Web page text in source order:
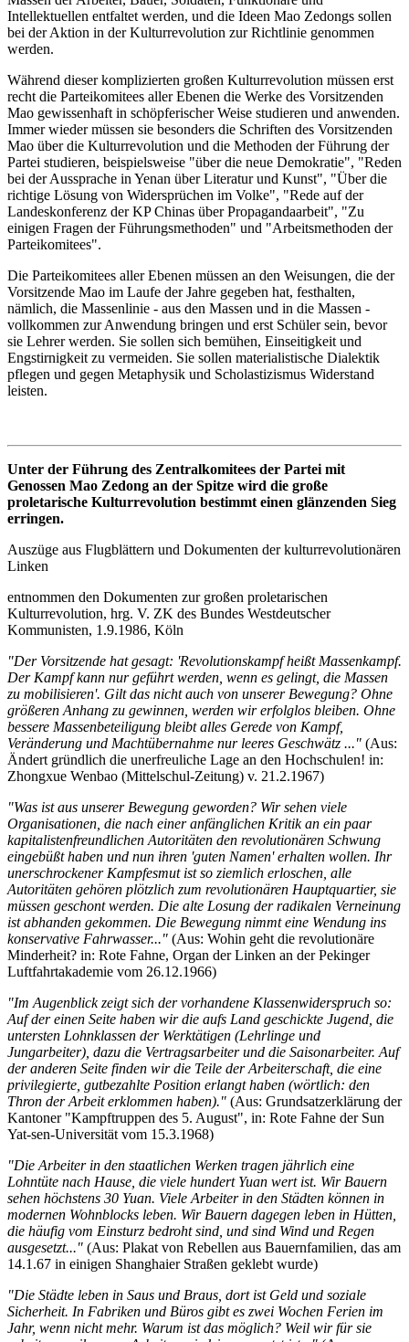
Intellektuellen entfaltet werden, und die Ideen Mao Zedongs sollen
bei der Aktion in der Kulturrevolution zur Richtlinie genommen
werden.
Während dieser komplizierten großen Kulturrevolution müssen erst
recht die Parteikomitees aller Ebenen die Werke des Vorsitzenden
Mao gewissenhaft in schöpferischer Weise studieren und anwenden.
Immer wieder müssen sie besonders die Schriften des Vorsitzenden
Mao über die Kulturrevolution und die Methoden der Führung der
Partei studieren, beispielsweise "über die neue Demokratie", "Reden
bei der Aussprache in Yenan über Literatur und Kunst", "Über die
richtige Lösung von Widersprüchen im Volke", "Rede auf der
Landeskonferenz der KP Chinas über Propagandaarbeit", "Zu
einigen Fragen der Führungsmethoden" und "Arbeitsmethoden der
Parteikomitees".
Die Parteikomitees aller Ebenen müssen an den Weisungen, die der
Vorsitzende Mao im Laufe der Jahre gegeben hat, festhalten,
nämlich, die Massenlinie - aus den Massen und in die Massen -
vollkommen zur Anwendung bringen und erst Schüler sein, bevor
sie Lehrer werden. Sie sollen sich bemühen, Einseitigkeit und
Engstirnigkeit zu vermeiden. Sie sollen materialistische Dialektik
pflegen und gegen Metaphysik und Scholastizismus Widerstand
leisten.
Unter der Führung des Zentralkomitees der Partei mit
Genossen Mao Zedong an der Spitze wird die große
proletarische Kulturrevolution bestimmt einen glänzenden Sieg
erringen.
Auszüge aus Flugblättern und Dokumenten der kulturrevolutionären
Linken
entnommen den Dokumenten zur großen proletarischen
Kulturrevolution, hrg. V. ZK des Bundes Westdeutscher
Kommunisten, 1.9.1986, Köln
"Der Vorsitzende hat gesagt: 'Revolutionskampf heißt Massenkampf.
Der Kampf kann nur geführt werden, wenn es gelingt, die Massen
zu mobilisieren'. Gilt das nicht auch von unserer Bewegung? Ohne
größeren Anhang zu gewinnen, werden wir erfolglos bleiben. Ohne
bessere Massenbeteiligung bleibt alles Gerede von Kampf,
Veränderung und Machtübernahme nur leeres Geschwätz ..." (Aus:
Ändert gründlich die unerfreuliche Lage an den Hochschulen! in:
Zhongxue Wenbao (Mittelschul-Zeitung) v. 21.2.1967)
"Was ist aus unserer Bewegung geworden? Wir sehen viele
Organisationen, die nach einer anfänglichen Kritik an ein paar
kapitalistenfreundlichen Autoritäten den revolutionären Schwung
eingebüßt haben und nun ihren 'guten Namen' erhalten wollen. Ihr
unerschrockener Kampfesmut ist so ziemlich erloschen, alle
Autoritäten gehören plötzlich zum revolutionären Hauptquartier, sie
müssen geschont werden. Die alte Losung der radikalen Verneinung
ist abhanden gekommen. Die Bewegung nimmt eine Wendung ins
konservative Fahrwasser..." (Aus: Wohin geht die revolutionäre
Minderheit? in: Rote Fahne, Organ der Linken an der Pekinger
Luftfahrtakademie vom 26.12.1966)
"Im Augenblick zeigt sich der vorhandene Klassenwiderspruch so:
Auf der einen Seite haben wir die aufs Land geschickte Jugend, die
untersten Lohnklassen der Werktätigen (Lehrlinge und
Jungarbeiter), dazu die Vertragsarbeiter und die Saisonarbeiter. Auf
der anderen Seite finden wir die Teile der Arbeiterschaft, die eine
privilegierte, gutbezahlte Position erlangt haben (wörtlich: den
Thron der Arbeit erklommen haben)." (Aus: Grundsatzerklärung der
Kantoner "Kampftruppen des 5. August", in: Rote Fahne der Sun
Yat-sen-Universität vom 15.3.1968)
"Die Arbeiter in den staatlichen Werken tragen jährlich eine
Lohntüte nach Hause, die viele hundert Yuan wert ist. Wir Bauern
sehen höchstens 30 Yuan. Viele Arbeiter in den Städten können in
modernen Wohnblocks leben. Wir Bauern dagegen leben in Hütten,
die häufig vom Einsturz bedroht sind, und sind Wind und Regen
ausgesetzt..." (Aus: Plakat von Rebellen aus Bauernfamilien, das am
14.1.67 in einigen Shanghaier Straßen geklebt wurde)
"Die Städte leben in Saus und Braus, dort ist Geld und soziale
Sicherheit. In Fabriken und Büros gibt es zwei Wochen Ferien im
Jahr, wenn nicht mehr. Warum ist das möglich? Weil wir für sie